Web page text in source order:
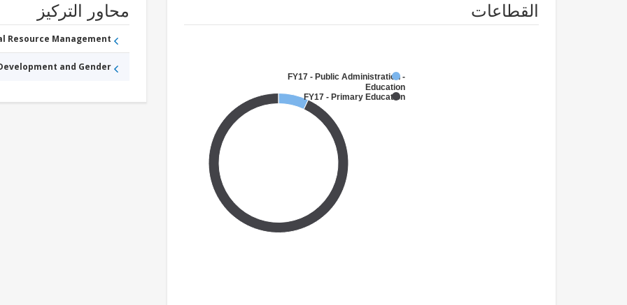
القطاعات
FY17 - Public Administration -
Education
FY17 - Primary Education
محاور التركيز
Resource Management
and Gender